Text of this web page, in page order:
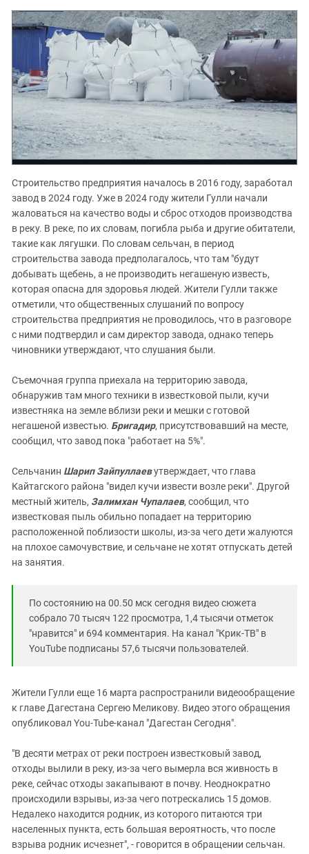
Строительство предприятия началось в 2016 году, заработал
завод в 2024 году. Уже в 2024 году жители Гулли начали
жаловаться на качество воды и сброс отходов производства
в реку. В реке, по их словам, погибла рыба и другие обитатели,
такие как лягушки. По словам сельчан, в период
строительства завода предполагалось, что там "будут
добывать щебень, а не производить негашеную известь,
которая опасна для здоровья людей. Жители Гулли также
отметили, что общественных слушаний по вопросу
строительства предприятия не проводилось, что в разговоре
с ними подтвердил и сам директор завода, однако теперь
чиновники утверждают, что слушания были.
Съемочная группа приехала на территорию завода,
обнаружив там много техники в известковой пыли, кучи
известняка на земле вблизи реки и мешки с готовой
негашеной известью. Бригадир, присутствовавший на месте,
сообщил, что завод пока "работает на 5%".
Сельчанин Шарип Зайпуллаевутверждает, что глава
Кайтагского района "видел кучи извести возле реки". Другой
местный житель, Залимхан Чупалаев, сообщил, что
известковая пыль обильно попадает на территорию
расположенной поблизости школы, из-за чего дети жалуются
на плохое самочувствие, и сельчане не хотят отпускать детей
на занятия.
По состоянию на 00.50 мск сегодня видео сюжета
собрало 70 тысяч 122 просмотра, 1,4 тысячи отметок
"нравится" и 694 комментария. На канал "Крик-ТВ" в
YouTube подписаны 57,6 тысячи пользователей.
Жители Гулли еще 16 марта распространили видеообращение
к главе Дагестана Сергею Меликову. Видео этого обращения
опубликовал You-Tube-канал "Дагестан Сегодня".
"В десяти метрах от реки построен известковый завод,
отходы вылили в реку, из-за чего вымерла вся живность в
реке, сейчас отходы закапывают в почву. Неоднократно
происходили взрывы, из-за чего потрескались 15 домов.
Недалеко находится родник, из которого питаются три
населенных пункта, есть большая вероятность, что после
взрыва родник исчезнет", - говорится в обращении сельчан.